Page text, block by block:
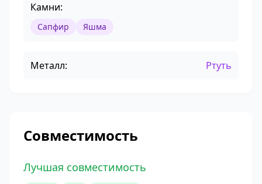
Камни:
Сапфир Яшма
Металл: Ртуть
Совместимость
Лучшая совместимость